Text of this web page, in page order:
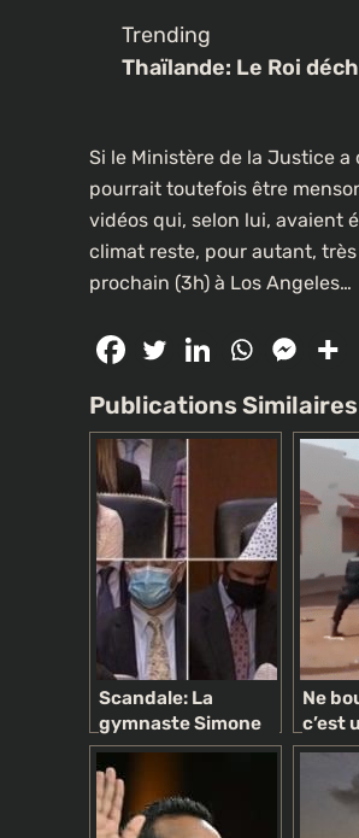
Trending
Thaïlande: Le Roi
Si le Ministère de la Justice
pourrait toutefois être
vidéos qui, selon lui, avaient
climat reste, pour autant,
prochain (3h) à Los Angeles…
Publications Similaires
Scandale: La
gymnaste Simone
Biles et plusieurs
autres accusent le
FBI d’avoir fermé
les yeux sur des
Ne
c’est
CULTURE
Un
2 mois ago